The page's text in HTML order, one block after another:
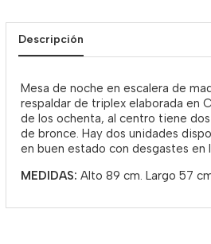
Descripción
Mesa de noche en escalera de
respaldar de triplex elaborada en
de los ochenta, al centro tiene
de bronce. Hay dos unidades
en buen estado con desgastes en
MEDIDAS: Alto 89 cm. Largo 57